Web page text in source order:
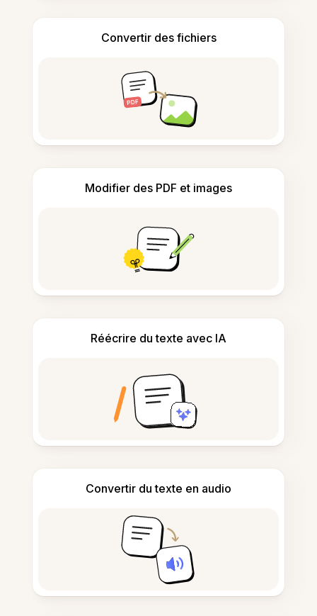
Convertir des fichiers
Modifier des PDF et images
Réécrire du texte avec IA
Convertir du texte en audio